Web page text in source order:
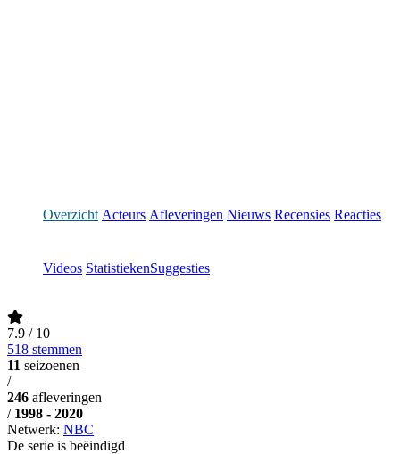
Overzicht Acteurs Afleveringen Nieuws Recensies Reacties
Videos StatistiekenSuggesties
7.9 / 10
518 stemmen
11 seizoenen
/
246 afleveringen
/ 1998 - 2020
Netwerk: NBC
De serie is beëindigd